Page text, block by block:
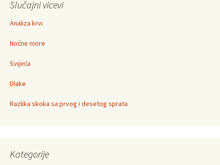
Slučajni vicevi
Analiza krvi
Noćne more
Svijeća
Dlake
Razlika skoka sa prvog i desetog sprata
Kategorije